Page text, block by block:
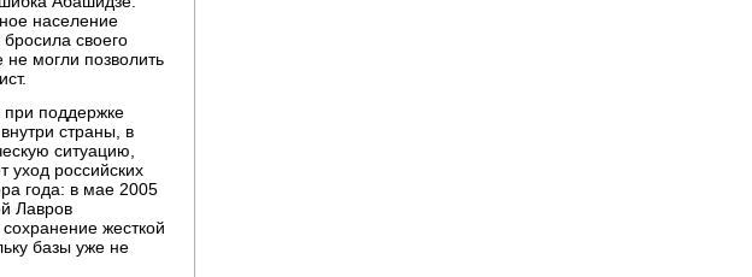
население
своего
могли позволить
поддержке
страны, в
ситуацию,
уход российских
года: в мае 2005
Лавров
жесткой
базы уже не